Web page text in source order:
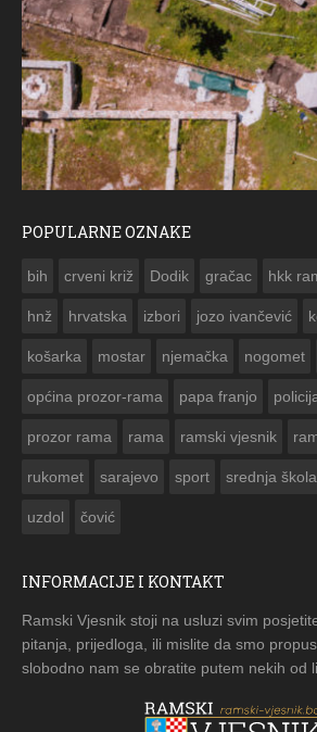
POPULARNE OZNAKE
bih crveni križ Dodik gračac hkk
hnž hrvatska izbori jozo ivančević
košarka mostar njemačka nogomet
općina prozor-rama papa franjo
prozor rama rama ramski vjesnik
rukomet sarajevo sport srednja
uzdol čović
INFORMACIJE I KONTAKT
Ramski Vjesnik stoji na usluzi svim
pitanja, prijedloga, ili mislite da smo
slobodno nam se obratite putem nekih od